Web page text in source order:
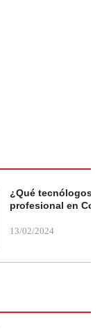
¿Qué tecnólogos
profesional en
13/02/2024